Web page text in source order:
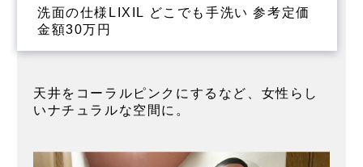
洗面の仕様LIXIL どこでも手洗い 参考定価
金額30万円
天井をコーラルピンクにするなど、女性らし
いナチュラルな空間に。